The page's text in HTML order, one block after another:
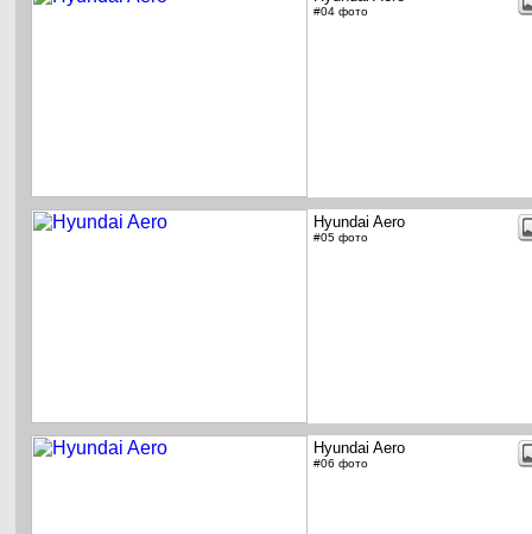
#04 фото
Hyundai Aero
#05 фото
Hyundai Aero
#06 фото